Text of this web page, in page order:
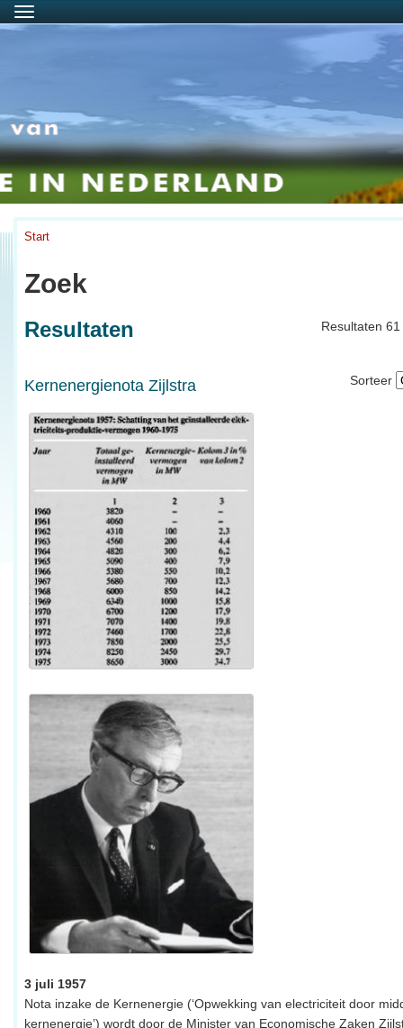
Menu
Start
Zoek
Resultaten
Resultaten
Sorteer
Kernenergienota Zijlstra
3 juli 1957
Nota inzake de Kernenergie (‘Opwekking van electriciteit door
kernenergie’) wordt door de Minister van Economische Zaken